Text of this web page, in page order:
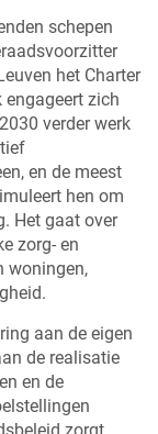
schepen
het Charter
engageert zich
verder werk
en de meest
hen om
Het gaat over
zorg- en
woningen,
aan de eigen
de realisatie
en de